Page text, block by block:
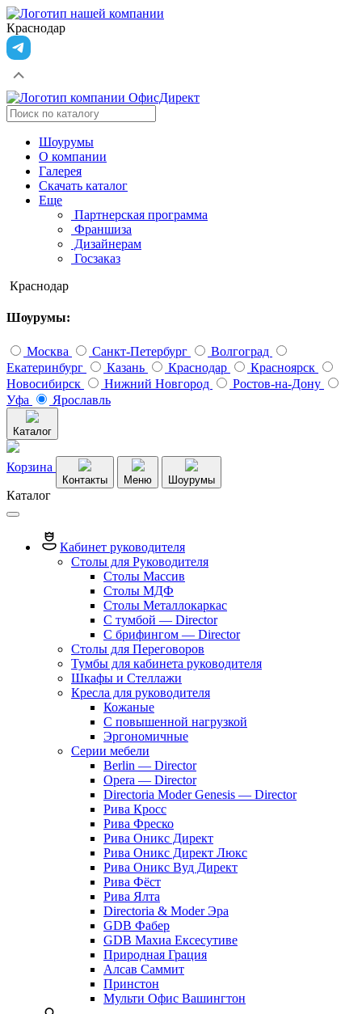
Краснодар
Шоурумы
О компании
Галерея
Скачать каталог
Еще
Партнерская программа
Франшиза
Дизайнерам
Госзаказ
Краснодар
Шоурумы:
Москва Санкт-Петербург
Волгоград
Екатеринбург
Казань Краснодар
Красноярск
Новосибирск
Нижний Новгород
Ростов-на-Дону
Уфа
Ярославль
Каталог
Корзина
Контакты Меню Шоурумы
Каталог
Кабинет руководителя
Столы для Руководителя
Столы Массив
Столы МДФ
Столы Металлокаркас
С тумбой — Director
C брифингом — Director
Столы для Переговоров
Тумбы для кабинета руководителя
Шкафы и Стеллажи
Кресла для руководителя
Кожаные
С повышенной нагрузкой
Эргономичные
Серии мебели
Berlin — Director
Opera — Director
Directoria Moder Genesis — Director
Рива Кросс
Рива Фреско
Рива Оникс Директ
Рива Оникс Директ Люкс
Рива Оникс Вуд Директ
Рива Фёст
Рива Ялта
Directoria & Moder Эра
GDB Фабер
GDB Махиа Ексесутиве
Природная Грация
Алсав Саммит
Принстон
Мульти Офис Вашингтон